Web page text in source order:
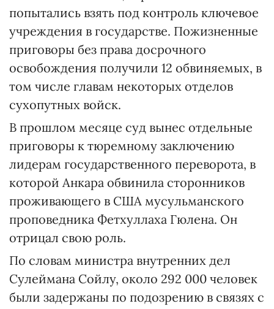
попытались взять под контроль ключевое
учреждения в государстве. Пожизненные
приговоры без права досрочного
освобождения получили 12 обвиняемых, в
том числе главам некоторых отделов
сухопутных войск.
В прошлом месяце суд вынес отдельные
приговоры к тюремному заключению
лидерам государственного переворота, в
которой Анкара обвинила сторонников
проживающего в США мусульманского
проповедника Фетхуллаха Гюлена. Он
отрицал свою роль.
По словам министра внутренних дел
Сулеймана Сойлу, около 292 000 человек
были задержаны по подозрению в связях с